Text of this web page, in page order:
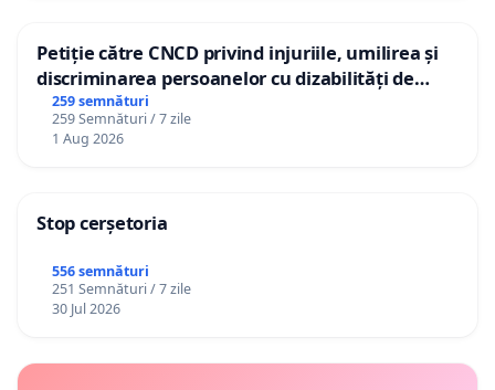
termen lung privind organizarea evenimentelor
publice locale și utilizarea responsabilă a fondurilor
publice pentru toate evenimentele publice viitoare
organizate din fonduri publice locale, inclusiv Zilele
dedicate Zilei Naționale a României și alte
administrației locale.
Petiție către CNCD privind injuriile, umilirea și
discriminarea persoanelor cu dizabilități de
către utilizatorul TikTok „Gorici”
259 semnături
259 Semnături / 7 zile
1 Aug 2026
Stop cerșetoria
556 semnături
251 Semnături / 7 zile
30 Jul 2026